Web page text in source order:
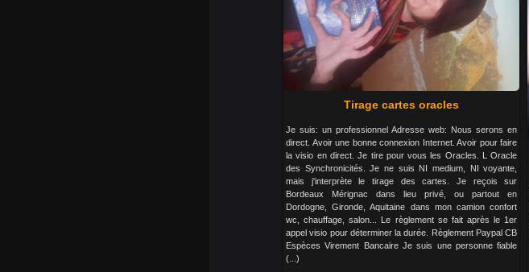
Tirage cartes oracles
Je suis: un professionnel Adresse web: Nous serons en
direct. Avoir une bonne connexion Internet. Avoir pour faire
la visio en direct. Je tire pour vous les Oracles. L Oracle
des Synchronicités. Je ne suis NI medium, NI voyante,
mais j'interprète le tirage des cartes. Je reçois sur
Bordeaux Mérignac dans lieu privé, ou partout en
Dordogne, Gironde, Aquitaine dans mon camion confort
wc, chauffage, salon... Le règlement se fait après le 1er
appel visio pour déterminer la durée. Règlement Paypal CB
Espèces Virement Bancaire Je suis une personne fiable
(...)